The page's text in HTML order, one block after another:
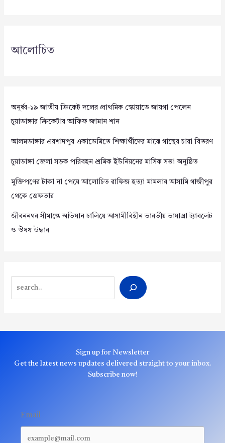
আলোচিত
অনূর্ধ্ব-১৯ জাতীয় ক্রিকেট দলের প্রাথমিক স্কোয়াডে জায়গা পেলেন
চুয়াডাঙ্গার ক্রিকেটার আফিফ জামান শান
আলমডাঙ্গার এরশাদপুর একাডেমিতে শিক্ষার্থীদের মাঝে গাছের চারা বিতরণ
চুয়াডাঙ্গা জেলা সড়ক পরিবহন শ্রমিক ইউনিয়নের মাসিক সভা অনুষ্ঠিত
মুক্তিপণের টাকা না পেয়ে আলোচিত রাফিজ হত্যা মামলার আসামি গাজীপুর
থেকে গ্রেফতার
জীবননগর সীমান্তে অভিযান চালিয়ে আসামীবিহীন ভারতীয় ভায়াগ্রা ট্যাবলেট
ও ঔষধ উদ্ধার
Sign up for Newsletter
Get the latest news updates delivered straight to your inbox.
Subscribe now!
Email